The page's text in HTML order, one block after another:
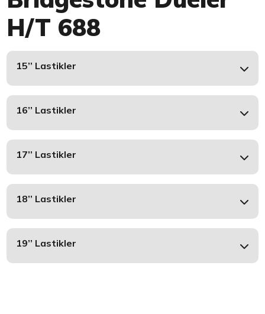
H/T 688
15’’ Lastikler
16’’ Lastikler
17’’ Lastikler
18’’ Lastikler
19’’ Lastikler